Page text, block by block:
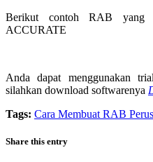
Berikut contoh RAB yang
ACCURATE
Anda dapat menggunakan
silahkan download softwarenya
Tags: Cara Membuat RAB
Share this entry